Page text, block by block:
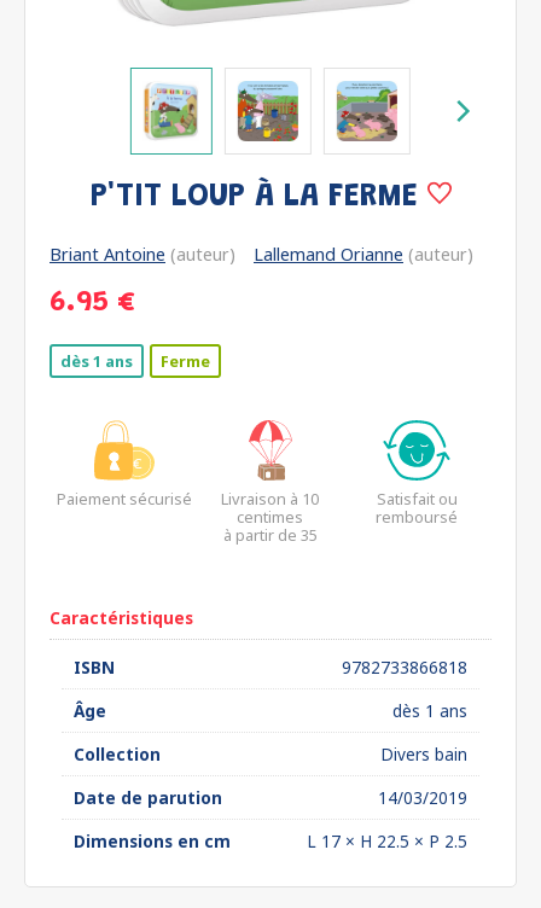
P'TIT LOUP À LA FERME
Briant Antoine (auteur) Lallemand Orianne (auteur)
6.95 €
dès 1 ans Ferme
Paiement sécurisé
Livraison à 10
centimes
à partir de 35
Satisfait ou
remboursé
Caractéristiques
ISBN
9782733866818
Âge
dès 1 ans
Collection
Divers bain
Date de parution
14/03/2019
Dimensions en cm
L 17 × H 22.5 × P 2.5